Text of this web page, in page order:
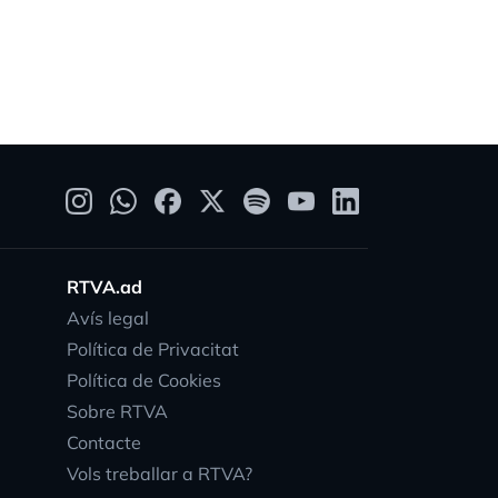
RTVA.ad
Avís legal
Política de Privacitat
Política de Cookies
Sobre RTVA
Contacte
Vols treballar a RTVA?